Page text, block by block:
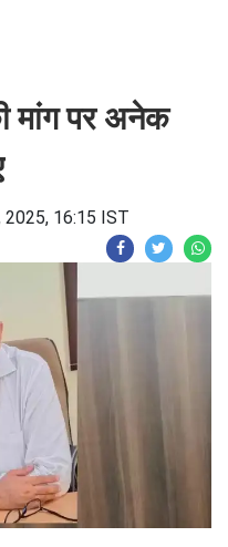
मांग पर अनेक
2025, 16:15 IST